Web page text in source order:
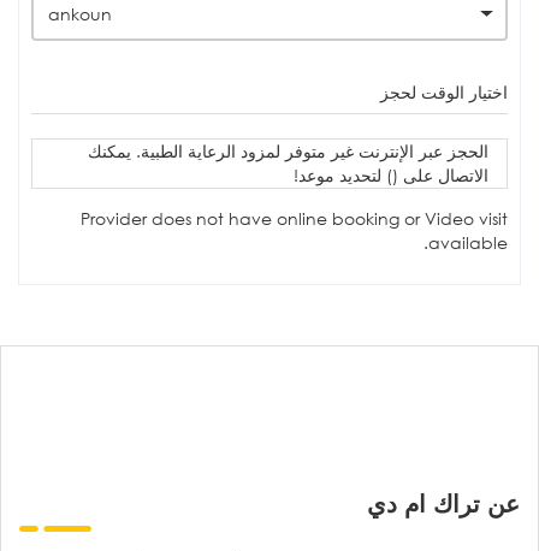
ankoun
اختيار الوقت لحجز
الحجز عبر الإنترنت غير متوفر لمزود الرعاية الطبية. يمكنك
الاتصال على () لتحديد موعد!
Provider does not have online booking or Video visit
available.
عن تراك ام دي